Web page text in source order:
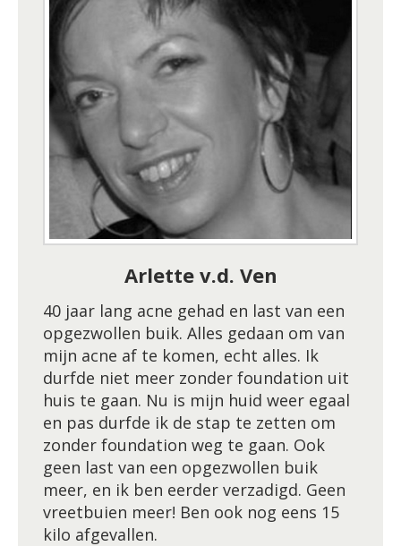
Arlette v.d. Ven
40 jaar lang acne gehad en last van een
opgezwollen buik. Alles gedaan om van
mijn acne af te komen, echt alles. Ik
durfde niet meer zonder foundation uit
huis te gaan. Nu is mijn huid weer egaal
en pas durfde ik de stap te zetten om
zonder foundation weg te gaan. Ook
geen last van een opgezwollen buik
meer, en ik ben eerder verzadigd. Geen
vreetbuien meer! Ben ook nog eens 15
kilo afgevallen.